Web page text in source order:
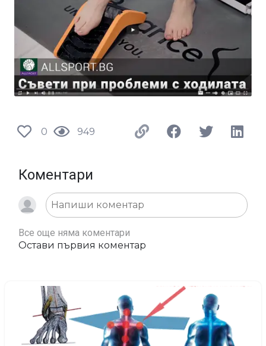
0 949
Коментари
Все още няма коментари
Остави първия коментар